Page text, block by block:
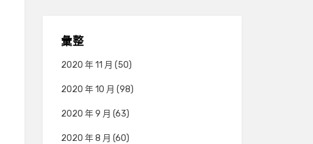
彙整
2020 年 11 月 (50)
2020 年 10 月 (98)
2020 年 9 月 (63)
2020 年 8 月 (60)